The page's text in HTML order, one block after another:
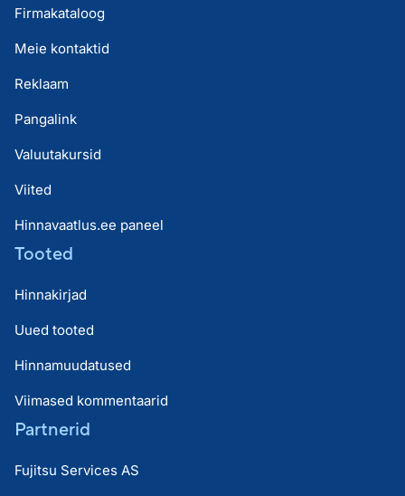
Firmakataloog
Meie kontaktid
Reklaam
Pangalink
Valuutakursid
Viited
Hinnavaatlus.ee paneel
Tooted
Hinnakirjad
Uued tooted
Hinnamuudatused
Viimased kommentaarid
Partnerid
Fujitsu Services AS